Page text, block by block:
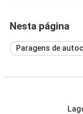
Nesta página
Paragens de